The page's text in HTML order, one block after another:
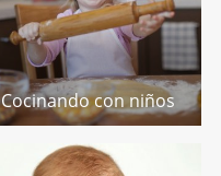
Cocinando con niños